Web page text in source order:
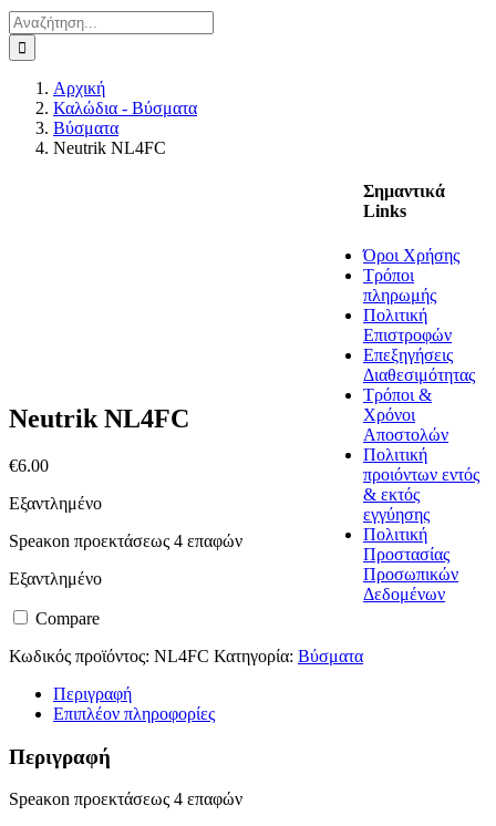
Αναζήτηση
για:
Αρχική
Καλώδια - Βύσματα
Βύσματα
Neutrik NL4FC
Neutrik NL4FC
€6.00
Εξαντλημένο
Speaκon προεκτάσεως 4 επαφών
Εξαντλημένο
Compare
Κωδικός προϊόντος: NL4FC Κατηγορία: Βύσματα
Περιγραφή
Επιπλέον πληροφορίες
Περιγραφή
Speaκon προεκτάσεως 4 επαφών
Σημαντικά
Links
Όροι Χρήσης
Τρόποι
πληρωμής
Πολιτική
Επιστροφών
Επεξηγήσεις
Διαθεσιμότητας
Τρόποι &
Χρόνοι
Αποστολών
Πολιτική
προιόντων εντός
& εκτός
εγγύησης
Πολιτική
Προστασίας
Προσωπικών
Δεδομένων